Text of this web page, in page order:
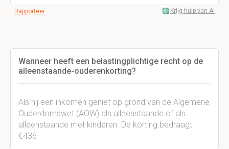
Rapporteer Krijg hulp van AI
Wanneer heeft een belastingplichtige recht op de
alleenstaande-ouderenkorting?
Als hij een inkomen geniet op grond van de Algemene
Ouderdomswet (AOW) als alleenstaande of als
alleenstaande met kinderen. De korting bedraagt
€436